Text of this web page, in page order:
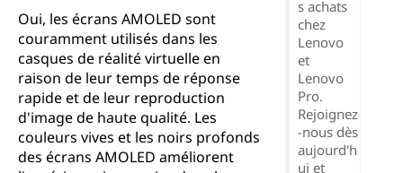
Oui, les écrans AMOLED sont
couramment utilisés dans les
casques de réalité virtuelle en
raison de leur temps de réponse
rapide et de leur reproduction
d'image de haute qualité. Les
couleurs vives et les noirs profonds
des écrans AMOLED améliorent
s achats
chez
Lenovo
et
Lenovo
Pro.
Rejoignez
-nous dès
aujourd'h
ui et